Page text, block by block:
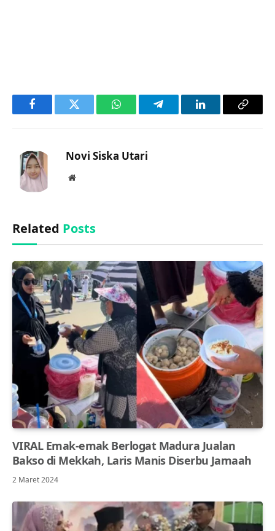
FacebookTwitter WhatsAppTelegramLinkedInCopy
Novi Siska Utari
Website
Related Posts
VIRAL Emak-emak Berlogat Madura Jualan
Bakso di Mekkah, Laris Manis Diserbu Jamaah
2 Maret 2024